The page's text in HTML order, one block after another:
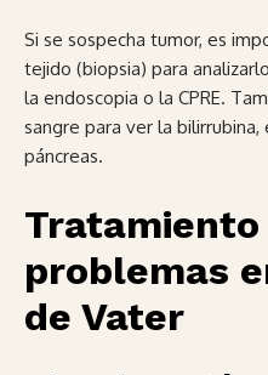
Si se sospecha tumor, es
tejido (biopsia) para
la endoscopia o la CPRE.
sangre para ver la bilirrubina,
páncreas.
problemas
de Vater